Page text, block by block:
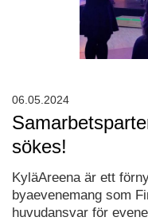
sökes!
KyläAreena är ett
byaevenemang som
huvudansvar för
06.05.2024